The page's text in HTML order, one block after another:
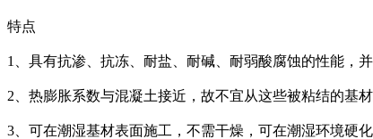
特点
1、具有抗渗、抗冻、耐盐、耐碱、耐弱酸腐蚀的性能，
2、热膨胀系数与混凝土接近，故不宜从这些被粘结的基
3、可在潮湿基材表面施工，不需干燥，可在潮湿环境硬化